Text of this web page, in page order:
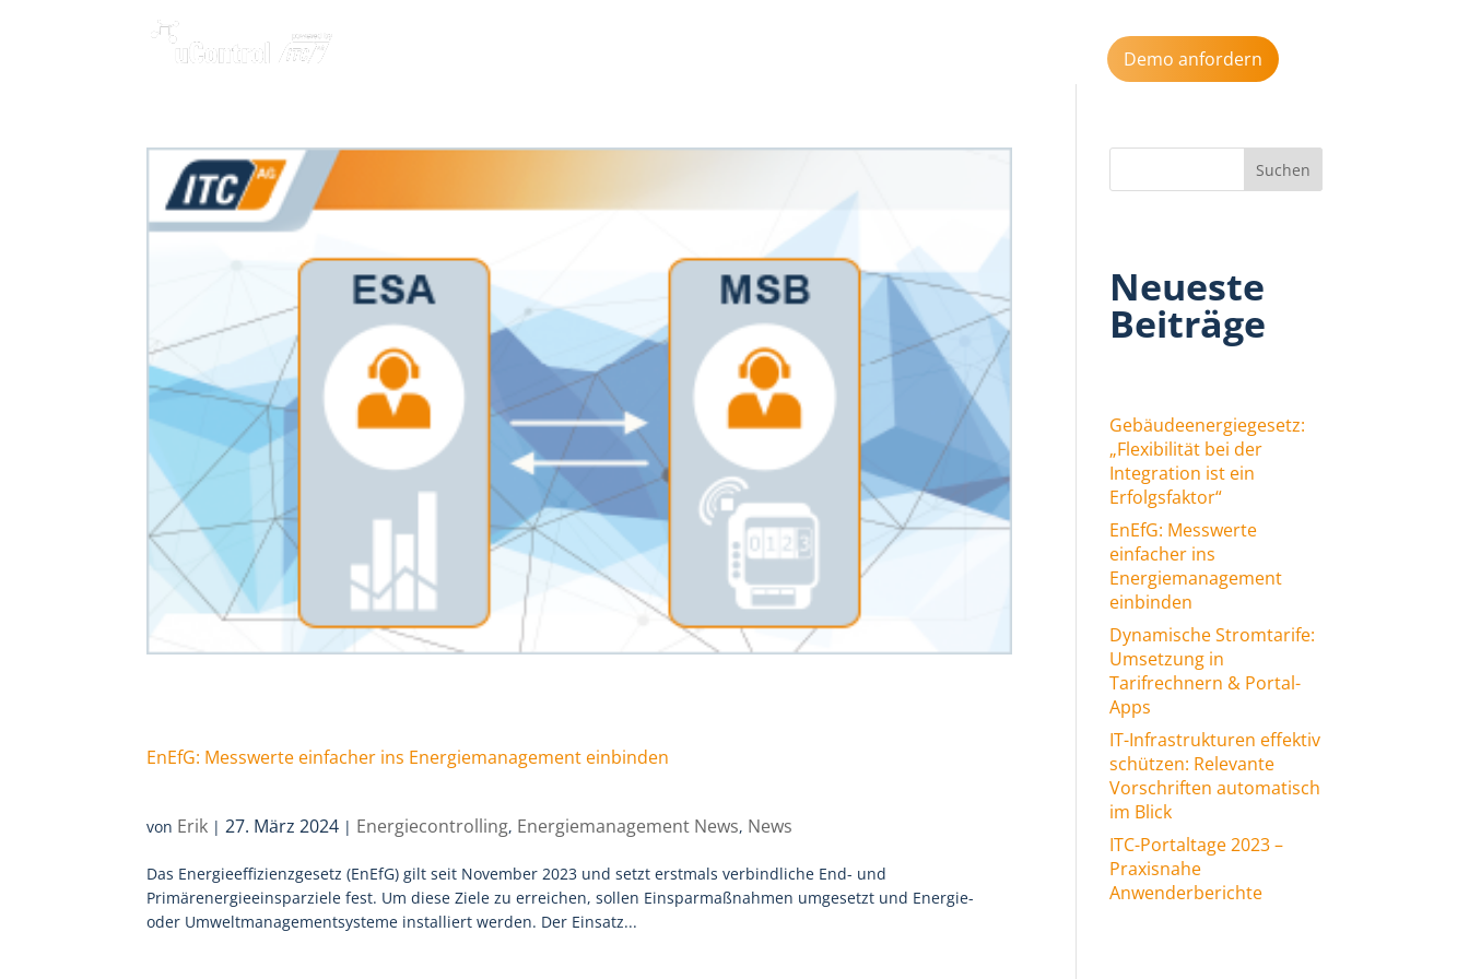
Demo anfordern
EnEfG: Messwerte einfacher ins Energiemanagement einbinden
von Erik |27. März 2024 | Energiecontrolling, Energiemanagement News, News
Das Energieeffizienzgesetz (EnEfG) gilt seit November 2023 und setzt erstmals verbindliche End- und
Primärenergieeinsparziele fest. Um diese Ziele zu erreichen, sollen Einsparmaßnahmen umgesetzt und Energie-
oder Umweltmanagementsysteme installiert werden. Der Einsatz...
Neueste
Beiträge
Gebäudeenergiegesetz:
„Flexibilität bei der
Integration ist ein
Erfolgsfaktor“
EnEfG: Messwerte
einfacher ins
Energiemanagement
einbinden
Dynamische Stromtarife:
Umsetzung in
Tarifrechnern & Portal-
Apps
IT-Infrastrukturen effektiv
schützen: Relevante
Vorschriften automatisch
im Blick
ITC-Portaltage 2023 –
Praxisnahe
Anwenderberichte